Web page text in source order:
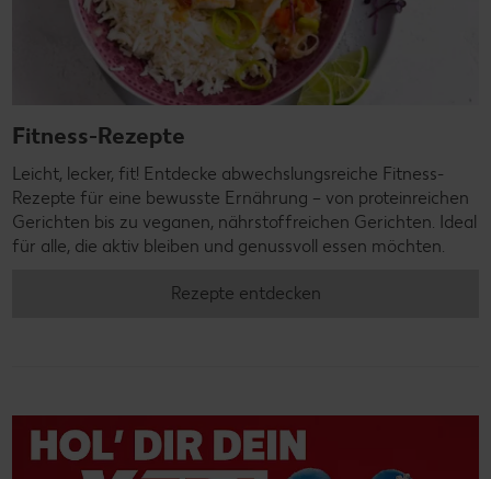
Fitness-Rezepte
Leicht, lecker, fit! Entdecke abwechslungsreiche Fitness-
Rezepte für eine bewusste Ernährung – von proteinreichen
Gerichten bis zu veganen, nährstoffreichen Gerichten. Ideal
für alle, die aktiv bleiben und genussvoll essen möchten.
Rezepte entdecken